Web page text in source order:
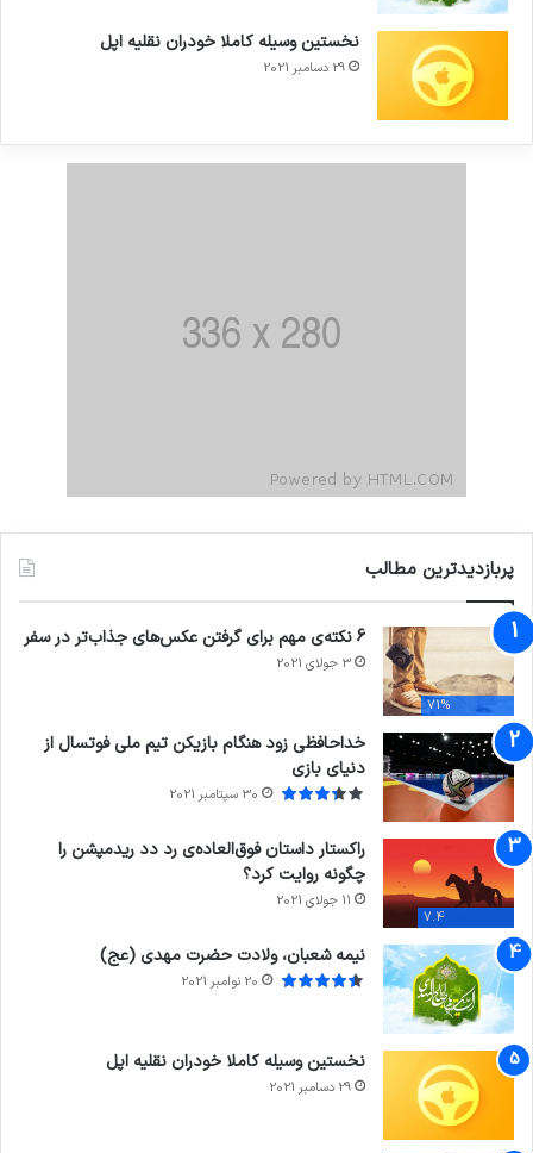
نخستین وسیله کاملا خودران نقلیه اپل
29 دسامبر 2021
پربازدیدترین مطالب
71%
6 نکته‌ی مهم برای گرفتن عکس‌های جذاب‌تر در سفر
3 جولای 2021
خداحافظی زود هنگام بازیکن تیم ملی فوتسال از
دنیای بازی
30 سپتامبر 2021
7.4
راکستار داستان فوق‌العاده‌ی رد دد ریدمپشن را
چگونه روایت کرد؟
11 جولای 2021
نیمه شعبان، ولادت حضرت مهدی (عج)
20 نوامبر 2021
نخستین وسیله کاملا خودران نقلیه اپل
29 دسامبر 2021